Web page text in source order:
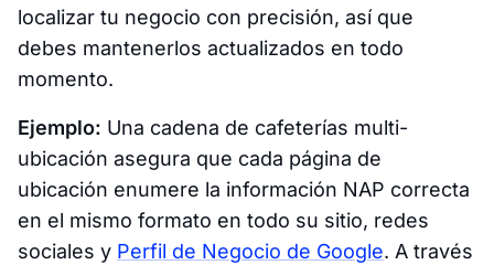
localizar tu negocio con precisión, así que
debes mantenerlos actualizados en todo
momento.
Ejemplo: Una cadena de cafeterías multi-
ubicación asegura que cada página de
ubicación enumere la información NAP correcta
en el mismo formato en todo su sitio, redes
sociales y Perfil de Negocio de Google. A través